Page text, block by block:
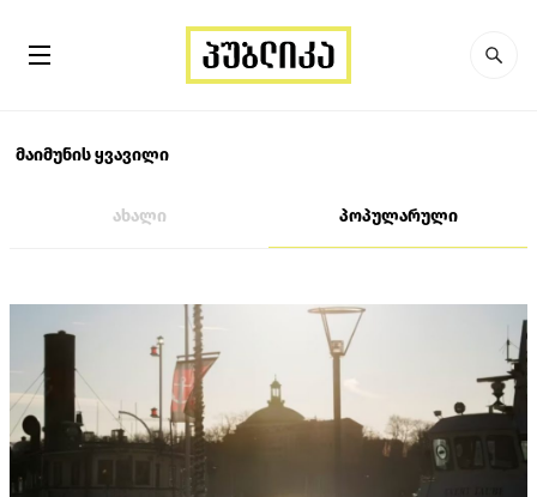
მაიმუნის ყვავილი
ახალი პოპულარული